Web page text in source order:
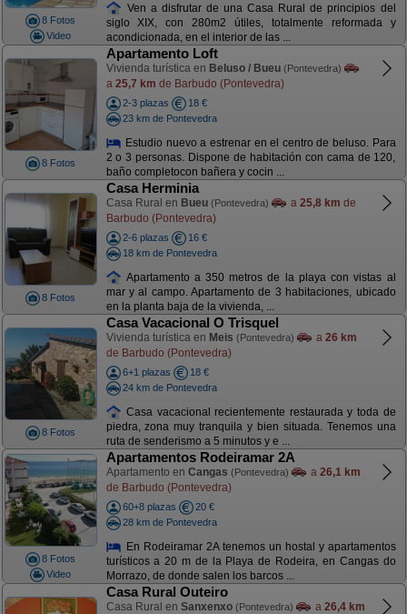
8 Fotos
Video
Ven a disfrutar de una Casa Rural de principios del
siglo XIX, con 280m2 útiles, totalmente reformada y
acondicionada, en el interior de las ...
8 Fotos
Apartamento Loft
Vivienda turística en Beluso / Bueu (Pontevedra)
a 25,7 km de Barbudo (Pontevedra)
2-3 plazas
18 €
23 km de Pontevedra
Estudio nuevo a estrenar en el centro de beluso. Para
2 o 3 personas. Dispone de habitación con cama de 120,
baño completocon bañera y cocin ...
8 Fotos
Casa Herminia
Casa Rural en Bueu (Pontevedra) a 25,8 km de
Barbudo (Pontevedra)
2-6 plazas
16 €
18 km de Pontevedra
Apartamento a 350 metros de la playa con vistas al
mar y al campo. Apartamento de 3 habitaciones, ubicado
en la planta baja de la vivienda, ...
8 Fotos
Casa Vacacional O Trisquel
Vivienda turística en Meis (Pontevedra) a 26 km
de Barbudo (Pontevedra)
6+1 plazas
18 €
24 km de Pontevedra
Casa vacacional recientemente restaurada y toda de
piedra, zona muy tranquila y bien situada. Tenemos una
ruta de senderismo a 5 minutos y e ...
8 Fotos
Video
Apartamentos Rodeiramar 2A
Apartamento en Cangas (Pontevedra) a 26,1 km
de Barbudo (Pontevedra)
60+8 plazas
20 €
28 km de Pontevedra
En Rodeiramar 2A tenemos un hostal y apartamentos
turísticos a 20 m de la Playa de Rodeira, en Cangas do
Morrazo, de donde salen los barcos ...
Casa Rural Outeiro
Casa Rural en Sanxenxo (Pontevedra) a 26,4 km